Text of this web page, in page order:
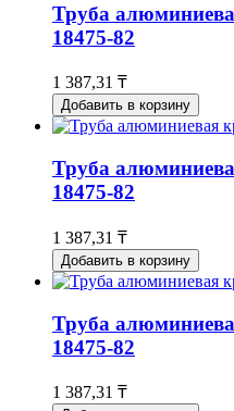
Труба
18475-82
1 387,31 ₸
Добавить в корзину
Труба
18475-82
1 387,31 ₸
Добавить в корзину
Труба
18475-82
1 387,31 ₸